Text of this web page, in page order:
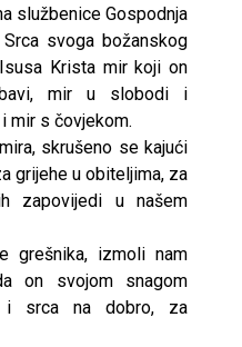
službenice Gospodnja
svoga božanskog
Krista mir koji on
mir u slobodi i
mir s čovjekom.
skrušeno se kajući
grijehe u obiteljima, za
zapovijedi u našem
grešnika, izmoli nam
on svojom snagom
i srca na dobro, za